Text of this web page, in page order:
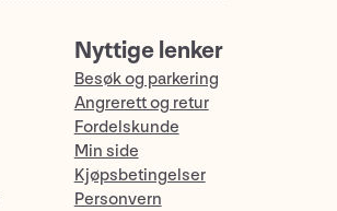
Nyttige lenker
Besøk og parkering
Angrerett og retur
Fordelskunde
Min side
Kjøpsbetingelser
Personvern